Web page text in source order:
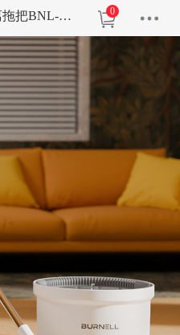
巴米樂乐享家净污分离拖把BNL-SL712 0